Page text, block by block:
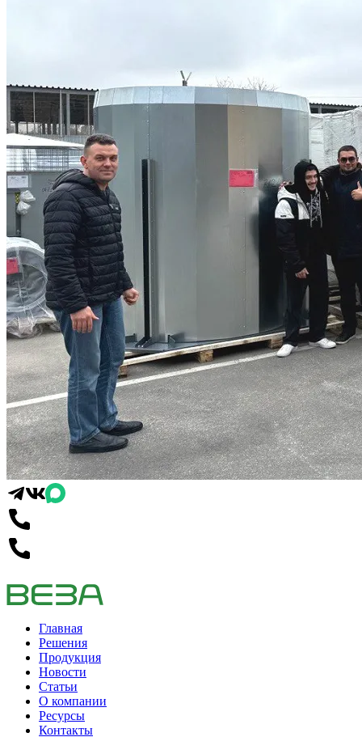
Главная
Решения
Продукция
Новости
Статьи
О компании
Ресурсы
Контакты